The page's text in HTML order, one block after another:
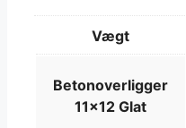
Vægt
Betonoverligger
11x12 Glat